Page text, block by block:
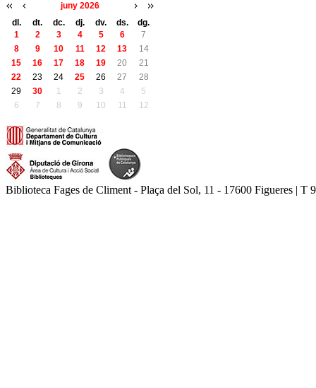
juny 2026
dl.
dt. dc. dj. dv. ds.
dg.
1
2 3 4 5 6
7
8
9 10 11 12 13
14
15
16 17 18 19 20
21
22
23 24 25 26 27
28
29
30 1 2 3 4
5
6
7 8 9 10 11 12
Biblioteca Fages de Climent - Plaça del Sol, 11 - 17600 Figueres |